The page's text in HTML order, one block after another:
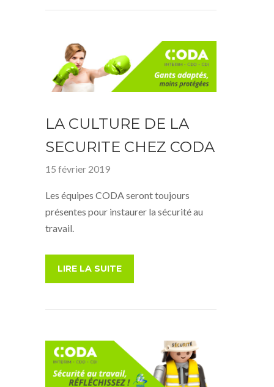
LA CULTURE DE LA
SECURITE CHEZ CODA
15 février 2019
Les équipes CODA seront toujours
présentes pour instaurer la sécurité au
travail.
LIRE LA SUITE